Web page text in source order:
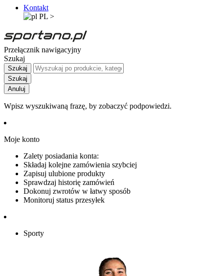
Kontakt
PL >
Przełącznik nawigacyjny
Szukaj
Szukaj
Szukaj
Anuluj
Wpisz wyszukiwaną frazę, by zobaczyć podpowiedzi.
Moje konto
Zalety posiadania konta:
Składaj kolejne zamówienia szybciej
Zapisuj ulubione produkty
Sprawdzaj historię zamówień
Dokonuj zwrotów w łatwy sposób
Monitoruj status przesyłek
Sporty